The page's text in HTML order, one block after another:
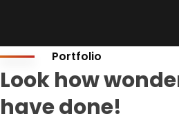
Portfolio
Look how
have done!